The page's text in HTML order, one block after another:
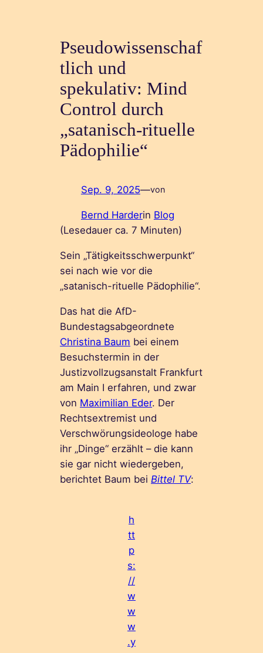
Pseudowissenschaf
tlich und
spekulativ: Mind
Control durch
„satanisch-rituelle
Pädophilie“
Sep. 9, 2025—von
Bernd Harderin Blog
(Lesedauer ca. 7 Minuten)
Sein „Tätigkeitsschwerpunkt“
sei nach wie vor die
„satanisch-rituelle Pädophilie“.
Das hat die AfD-
Bundestagsabgeordnete
Christina Baum bei einem
Besuchstermin in der
Justizvollzugsanstalt Frankfurt
am Main I erfahren, und zwar
von Maximilian Eder. Der
Rechtsextremist und
Verschwörungsideologe habe
ihr „Dinge“ erzählt – die kann
sie gar nicht wiedergeben,
berichtet Baum bei Bittel TV:
h
tt
p
s:
//
w
w
w
.y